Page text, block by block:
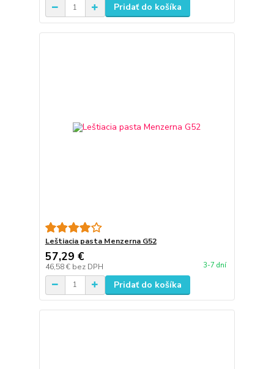
Pridať do košíka
Leštiacia pasta Menzerna G52
57,29 €
46,58 € bez DPH 3-7 dní
Pridať do košíka